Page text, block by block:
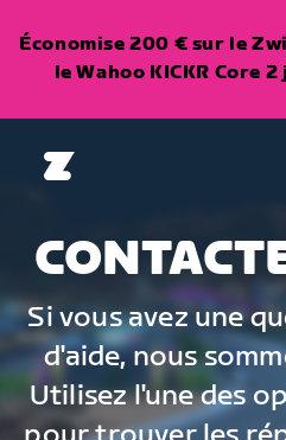
Économise 200 € sur le
le Wahoo KICKR Core
Si vous avez une
d'aide, nous
Utilisez l'une des